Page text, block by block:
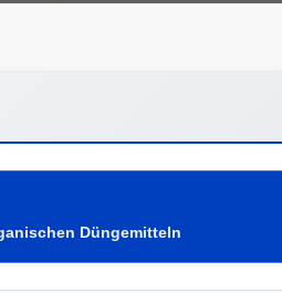
Düngemitteln